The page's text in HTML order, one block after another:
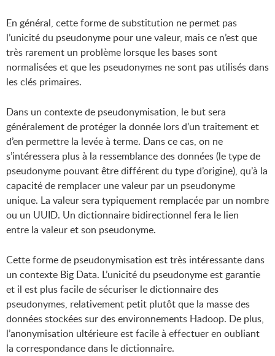
En général, cette forme de substitution ne permet pas
l’unicité du pseudonyme pour une valeur, mais ce n’est que
très rarement un problème lorsque les bases sont
normalisées et que les pseudonymes ne sont pas utilisés dans
les clés primaires.
Dans un contexte de pseudonymisation, le but sera
généralement de protéger la donnée lors d’un traitement et
d’en permettre la levée à terme. Dans ce cas, on ne
s’intéressera plus à la ressemblance des données (le type de
pseudonyme pouvant être différent du type d’origine), qu’à la
capacité de remplacer une valeur par un pseudonyme
unique. La valeur sera typiquement remplacée par un nombre
ou un UUID. Un dictionnaire bidirectionnel fera le lien
entre la valeur et son pseudonyme.
Cette forme de pseudonymisation est très intéressante dans
un contexte Big Data. L’unicité du pseudonyme est garantie
et il est plus facile de sécuriser le dictionnaire des
pseudonymes, relativement petit plutôt que la masse des
données stockées sur des environnements Hadoop. De plus,
l’anonymisation ultérieure est facile à effectuer en oubliant
la correspondance dans le dictionnaire.